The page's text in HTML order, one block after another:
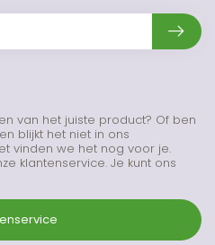
van het juiste product? Of ben
blijkt het niet in ons
vinden we het nog voor je.
klantenservice. Je kunt ons